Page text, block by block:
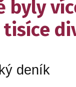
byly
tisíce
deník